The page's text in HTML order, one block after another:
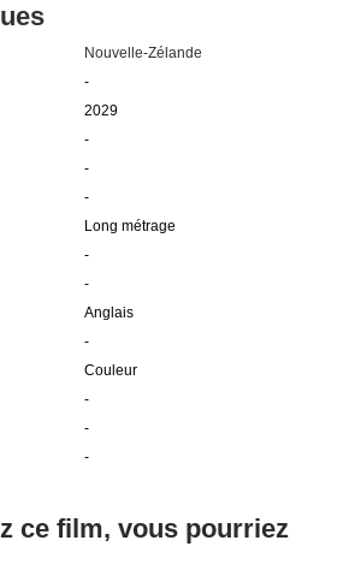
Nouvelle-Zélande
-
2029
-
-
-
Long métrage
-
-
Anglais
-
Couleur
-
-
-
ce film, vous pourriez